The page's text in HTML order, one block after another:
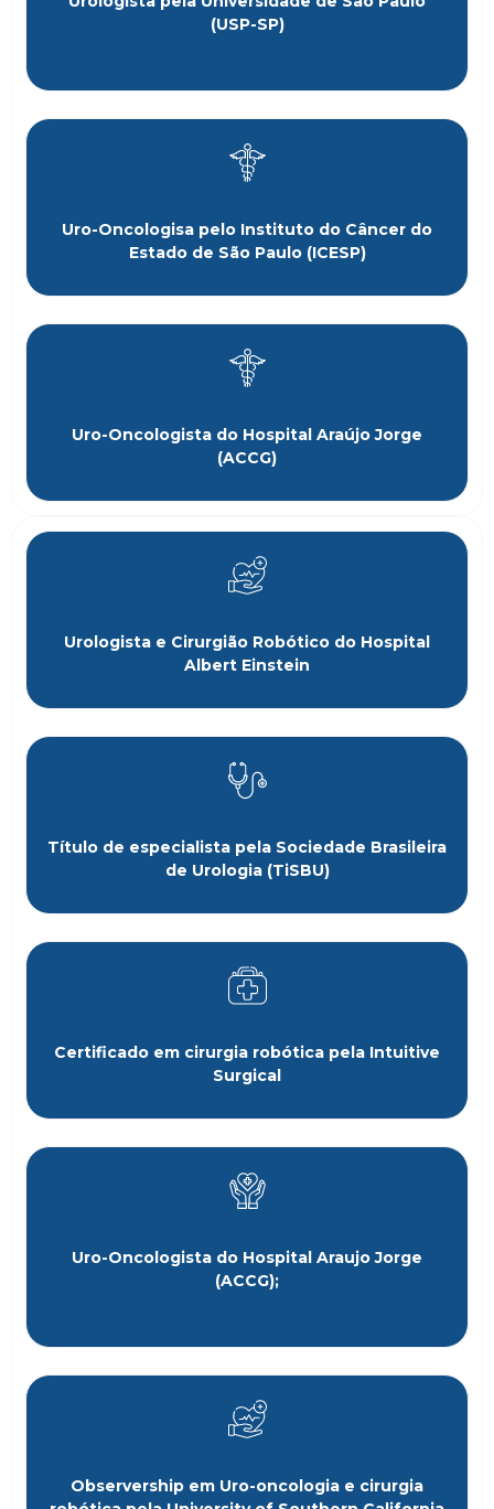
(USP-SP)
Uro-Oncologisa pelo Instituto do Câncer do
Estado de São Paulo (ICESP)
Uro-Oncologista do Hospital Araújo Jorge
(ACCG)
Urologista e Cirurgião Robótico do Hospital
Albert Einstein
Título de especialista pela Sociedade Brasileira
de Urologia (TiSBU)
Certificado em cirurgia robótica pela Intuitive
Surgical
Uro-Oncologista do Hospital Araujo Jorge
(ACCG);
Observership em Uro-oncologia e cirurgia